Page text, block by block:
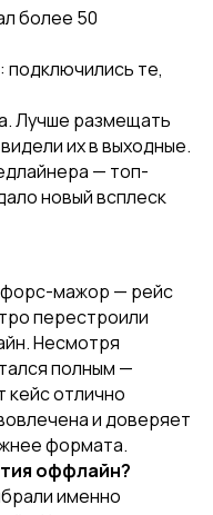
более 50
подключились те,
Лучше размещать
их в выходные.
— топ-
новый всплеск
форс-мажор — рейс
перестроили
Несмотря
полным —
кейс отлично
и доверяет
формата.
оффлайн?
именно